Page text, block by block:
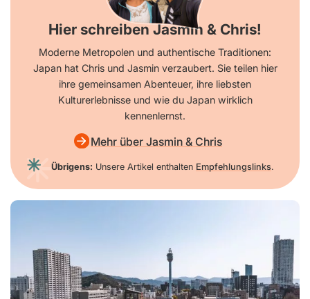
Hier schreiben Jasmin & Chris!
Moderne Metropolen und authentische Traditionen:
Japan hat Chris und Jasmin verzaubert. Sie teilen hier
ihre gemeinsamen Abenteuer, ihre liebsten
Kulturerlebnisse und wie du Japan wirklich
kennenlernst.
Mehr über Jasmin & Chris
Übrigens: Unsere Artikel enthalten Empfehlungslinks.